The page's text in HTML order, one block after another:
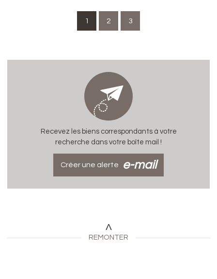
1 2 3
Recevez les biens correspondants à votre
recherche dans votre boîte mail !
Créer une alerte e-mail
REMONTER